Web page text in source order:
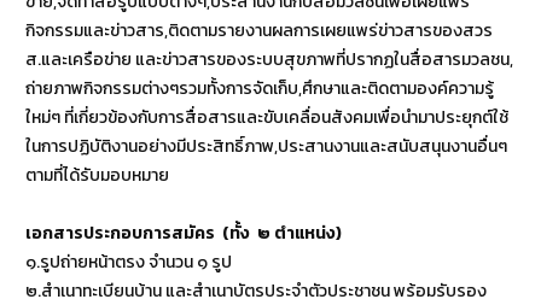
กิจกรรมและข่าวสาร,ติดตามรายงานผลการเผยแพร่ข่าวสารของสวร
ส.และเครือข่าย และข่าวสารของระบบสุขภาพที่ปรากฏในสื่อสารมวลชน,
ถ่ายภาพกิจกรรมต่างๆรวมทั้งการจัดเก็บ,ศึกษาและติดตามองค์ความรู้
ใหม่ๆ ที่เกี่ยวข้องกับการสื่อสารและขับเคลื่อนสังคมเพื่อนำมาประยุกต์ใช้
ในการปฏิบัติงานอย่างมีประสิทธิ์ภาพ,ประสานงานและสนับสนุนงานอื่นๆ
ตามที่ได้รับมอบหมาย
เอกสารประกอบการสมัคร (ทั้ง ๒ ตำแหน่ง)
๑.รูปถ่ายหน้าตรง จำนวน ๑ รูป
๒.สำเนาทะเบียนบ้าน และสำเนาบัตรประจำตัวประชาชน พร้อมรับรอง